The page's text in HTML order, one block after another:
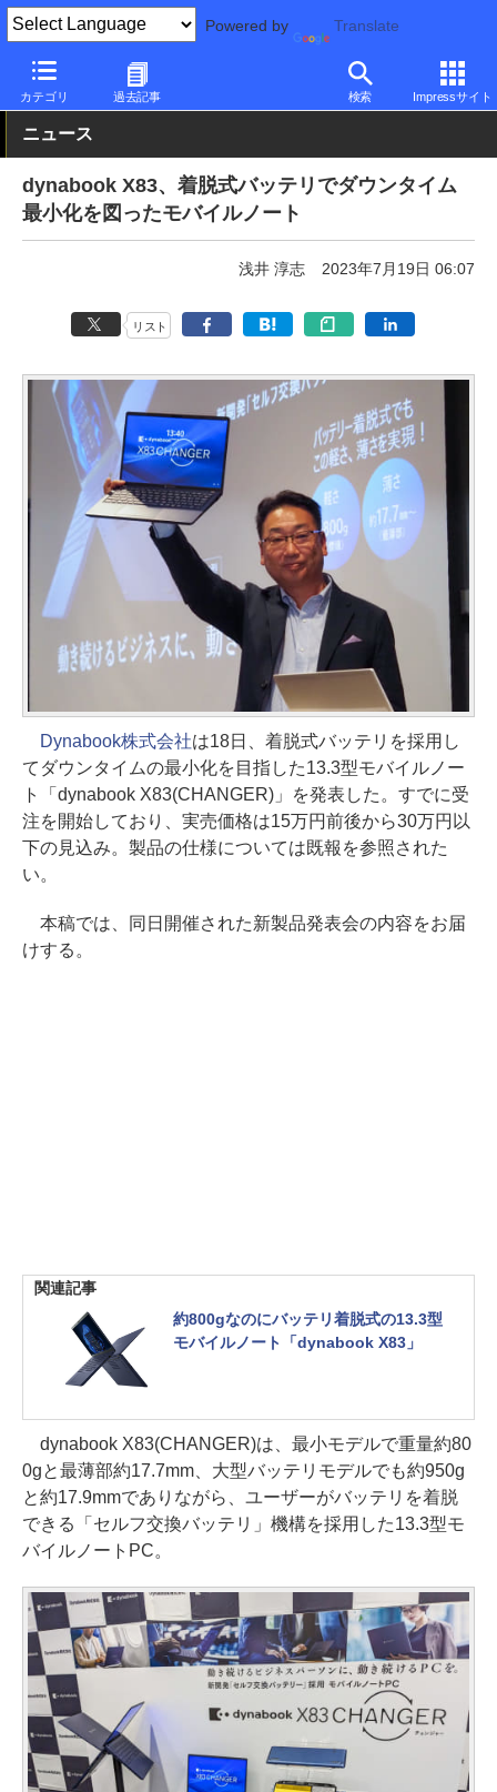
Powered by Translate
カテゴリ 過去記事 検索 Impressサイト
PC Watch パソコン/タブレット/スマートフォン モバイルノート
ニュース
dynabook X83、着脱式バッテリでダウンタイム
最小化を図ったモバイルノート
浅井 淳志 2023年7月19日 06:07
リスト
Dynabook株式会社は18日、着脱式バッテリを採用し
てダウンタイムの最小化を目指した13.3型モバイルノー
ト「dynabook X83(CHANGER)」を発表した。すでに受
注を開始しており、実売価格は15万円前後から30万円以
下の見込み。製品の仕様については既報を参照された
い。
本稿では、同日開催された新製品発表会の内容をお届
けする。
関連記事
約800gなのにバッテリ着脱式の13.3型
モバイルノート「dynabook X83」
dynabook X83(CHANGER)は、最小モデルで重量約80
0gと最薄部約17.7mm、大型バッテリモデルでも約950g
と約17.9mmでありながら、ユーザーがバッテリを着脱
できる「セルフ交換バッテリ」機構を採用した13.3型モ
バイルノートPC。